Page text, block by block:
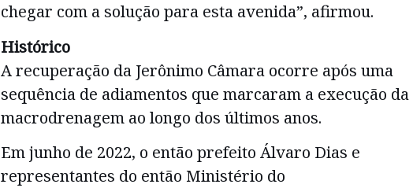
chegar com a solução para esta avenida”, afirmou.
Histórico
A recuperação da Jerônimo Câmara ocorre após uma
sequência de adiamentos que marcaram a execução da
macrodrenagem ao longo dos últimos anos.
Em junho de 2022, o então prefeito Álvaro Dias e
representantes do então Ministério do